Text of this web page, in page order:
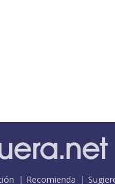
Recomienda